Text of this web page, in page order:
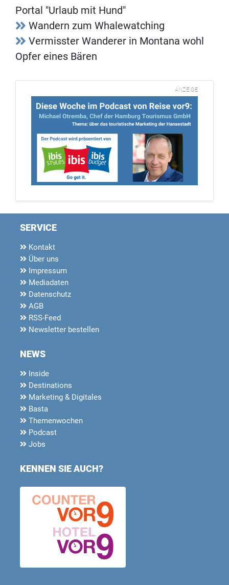
Portal "Urlaub mit Hund"
Wandern zum Whalewatching
Vermisster Wanderer in Montana wohl
Opfer eines Bären
ANZEIGE
SERVICE
Kontakt
Über uns
Impressum
Mediadaten
Datenschutz
AGB
RSS-Feed
Newsletter bestellen
NEWS
Inside
Destinations
Marketing & Digitales
Basta
Themenwochen
Podcast
Jobs
KENNEN SIE AUCH?